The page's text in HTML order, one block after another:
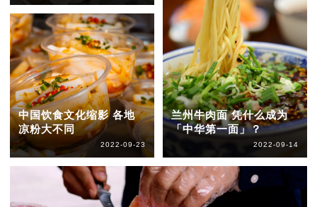
中国饮食文化缩影 各地
凉粉大不同
2022-09-23
兰州牛肉面 凭什么成为
「中华第一面」？
2022-09-14